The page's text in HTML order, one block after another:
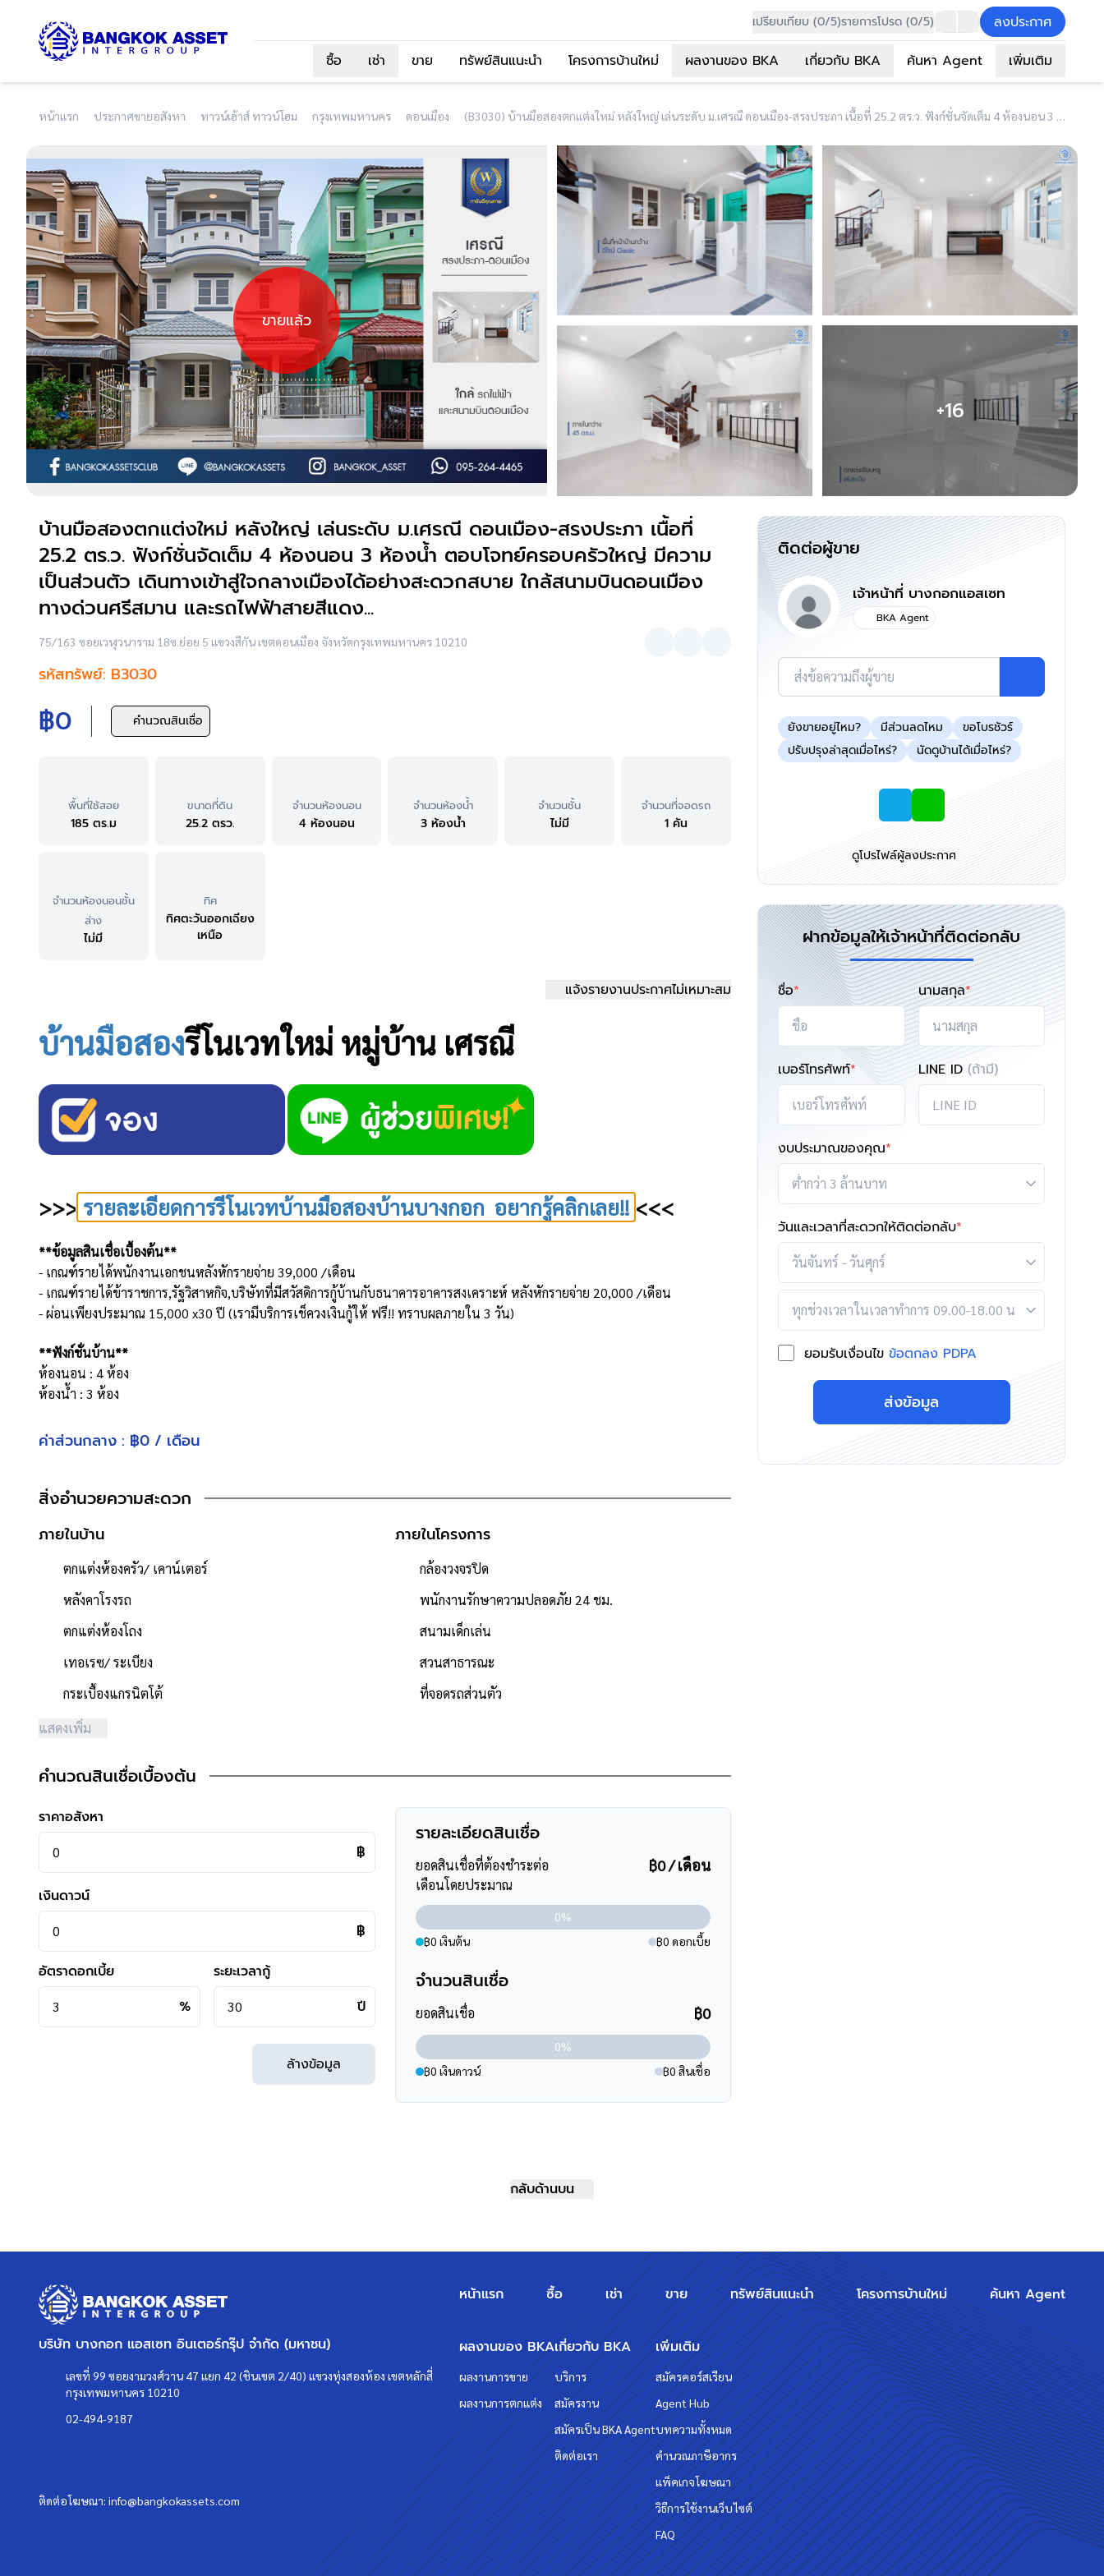
เปรียบเทียบ (0/5)รายการโปรด (0/5)
ลงประกาศ
ซื้อ
เช่า ขาย ทรัพย์สินแนะนำ โครงการบ้านใหม่ ผลงานของ BKA เกี่ยวกับ BKA ค้นหา Agent เพิ่มเติม
หน้าแรก ประกาศขายอสังหา ทาวน์เฮ้าส์ ทาวน์โฮม กรุงเทพมหานคร ดอนเมือง (B3030) บ้านมือสองตกแต่งใหม่ หลังใหญ่ เล่นระดับ ม.เศรณี ดอนเมือง-สรงประภา เนื้อที่ 25.2 ตร.ว. ฟังก์ชั่นจัดเต็ม 4 ห้องนอน 3 ห้องน้ำ ตอบโจทย์ครอบครัวใหญ่ มีความเป็นส่วนตัว เดินทางเข้าสู่ใจกลางเมืองได้อย่างสะดวกสบาย ใกล้สนามบินดอนเมือง ทางด่วนศรีสมาน และรถไฟฟ้าสายสีแดง...
ขายแล้ว
+16
บ้านมือสองตกแต่งใหม่ หลังใหญ่ เล่นระดับ ม.เศรณี ดอนเมือง-สรงประภา เนื้อที่
25.2 ตร.ว. ฟังก์ชั่นจัดเต็ม 4 ห้องนอน 3 ห้องน้ำ ตอบโจทย์ครอบครัวใหญ่ มีความ
เป็นส่วนตัว เดินทางเข้าสู่ใจกลางเมืองได้อย่างสะดวกสบาย ใกล้สนามบินดอนเมือง
ทางด่วนศรีสมาน และรถไฟฟ้าสายสีแดง...
75/163 ซอยเวฬุวนาราม 18ซ.ย่อย 5 แขวงสีกัน เขตดอนเมือง จังหวัดกรุงเทพมหานคร 10210
รหัสทรัพย์: B3030
฿0 คำนวณสินเชื่อ
พื้นที่ใช้สอย
185 ตร.ม
ขนาดที่ดิน
25.2 ตรว.
จำนวนห้องนอน
4 ห้องนอน
จำนวนห้องน้ำ
3 ห้องน้ำ
จำนวนชั้น
ไม่มี
จำนวนที่จอดรถ
1 คัน
จำนวนห้องนอนชั้น
ล่าง
ไม่มี
ทิศ
ทิศตะวันออกเฉียง
เหนือ
แจ้งรายงานประกาศไม่เหมาะสม
บ้านมือสองรีโนเวทใหม่ หมู่บ้าน เศรณี
>>> รายละเอียดการรีโนเวทบ้านมือสองบ้านบางกอก อยากรู้คลิกเลย!! <<<
**ข้อมูลสินเชื่อเบื้องต้น**
- เกณฑ์รายได้พนักงานเอกชนหลังหักรายจ่าย 39,000 /เดือน
- เกณฑ์รายได้ข้าราชการ,รัฐวิสาหกิจ,บริษัทที่มีสวัสดิการกู้บ้านกับธนาคารอาคารสงเคราะห์ หลังหักรายจ่าย 20,000 /เดือน
- ผ่อนเพียงประมาณ 15,000 x30 ปี (เรามีบริการเช็ควงเงินกู้ให้ ฟรี!! ทราบผลภายใน 3 วัน)
**ฟังก์ชั่นบ้าน**
ห้องนอน : 4 ห้อง
ห้องน้ำ : 3 ห้อง
ที่จอดรถ : 1 คัน
- หน้าบ้านหันไปทาง "ทิศตะวันออกเฉียงเหนือ"
- ค่าใช้จ่ายส่วนกลางนิติบุคคล 600 บาท/เดือน
**จุดเด่นโครงการ–สภาพแวดล้อม**
- โครงการได้รับอนุญาตจัดสรรถูกต้อง โครงการจำนวนรวม 250 หลัง
- ถนนโครงการกว้าง 12 เมตร
- มีระบบรักษาความปลอดภัย ,มีกล้องวงจรปิด
- มีร้านค้า / ร้านอาหาร / ร้านเสริมสวย / ร้านซักรีด / minimart
- ใกล้ตั้งอยู่ใกล้ร้าน 7-11 ,Lotus Express
- ใกล้โรงพยาบาลภูมิพลอดุลยเดช กรมการแพทย์ทหารอากาศ ,โรงพยาบาลแพทย์รังสิต
- ใกล้ธนาคารทุกธนาคาร
- ตัวบ้านห่างจากหน้าโครงการเพียง 240 เมตร
- หน้าโครงการห่างถนนใหญ่เพียง 1 กิโลเมตร
- เข้า-ออก ได้หลายเส้นทาง ได้แก่ ถนนสรงประภา ,ถนนศรีสมาน ,ถนนเลียบคลองประปา ,ถนนแจ้งวัฒนะ
- มีรถเมล์ผ่าน ได้แก่ สาย 16 (หมอชิต2-สุรวงศ์) ,510 (มธ.ศูนย์รังสิต-อนุสาวรีย์ชัยสมรภูมิ)
เรามีบริการด้านสินเชื่อ ติดต่อได้กับทุกธนาคาร สามารถกู้ได้วงเงินสูงสุดถึง 90-110 % ที่สำคัญคือ ฟรีค่ะ
>>> แล้วทำไมต้องซื้อบ้านมือสองรีโนเวทกับเรา "บ้านบางกอก" ?? อยากรู้
คลิก<<<
แผนที่
ค่าส่วนกลาง : ฿0 / เดือน
สิ่งอำนวยความสะดวก
ภายในบ้าน
ตกแต่งห้องครัว/ เคาน์เตอร์
หลังคาโรงรถ
ตกแต่งห้องโถง
เทอเรซ/ ระเบียง
กระเบื้องแกรนิตโต้
แสดงเพิ่ม
ภายในโครงการ
กล้องวงจรปิด
พนักงานรักษาความปลอดภัย 24 ชม.
สนามเด็กเล่น
สวนสาธารณะ
ที่จอดรถส่วนตัว
คำนวณสินเชื่อเบื้องต้น
ราคาอสังหา
฿
เงินดาวน์
฿
อัตราดอกเบี้ย
%
ระยะเวลากู้
ปี
ล้างข้อมูล
รายละเอียดสินเชื่อ
ยอดสินเชื่อที่ต้องชำระต่อ
เดือนโดยประมาณ
฿0 / เดือน
0%
฿0 เงินต้น
฿0 ดอกเบี้ย
จำนวนสินเชื่อ
ยอดสินเชื่อ ฿0
0%
฿0 เงินดาวน์
฿0 สินเชื่อ
ติดต่อผู้ขาย
เจ้าหน้าที่ บางกอกแอสเซท
BKA Agent
ส่งข้อความถึงผู้ขาย
ยังขายอยู่ไหม? มีส่วนลดไหม
ขอโบรชัวร์
ปรับปรุงล่าสุดเมื่อไหร่?
นัดดูบ้านได้เมื่อไหร่?
ดูโปรไฟล์ผู้ลงประกาศ
ฝากข้อมูลให้เจ้าหน้าที่ติดต่อกลับ
ชื่อ* นามสกุล*
เบอร์โทรศัพท์* LINE ID (ถ้ามี)
งบประมาณของคุณ*
วันและเวลาที่สะดวกให้ติดต่อกลับ*
ยอมรับเงื่อนไข ข้อตกลง PDPA
ส่งข้อมูล
กลับด้านบน
บริษัท บางกอก แอสเซท อินเตอร์กรุ๊ป จำกัด (มหาชน)
เลขที่ 99 ซอยงามวงศ์วาน 47 แยก 42 (ชินเขต 2/40) แขวงทุ่งสองห้อง เขตหลักสี่
กรุงเทพมหานคร 10210
02-494-9187
ติดต่อโฆษณา: info@bangkokassets.com
หน้าแรก ซื้อ เช่า ขาย ทรัพย์สินแนะนำ โครงการบ้านใหม่ ค้นหา Agent
ผลงานของ BKA
ผลงานการขาย
ผลงานการตกแต่ง
เกี่ยวกับ BKA
บริการ
สมัครงาน
สมัครเป็น BKA Agent
ติดต่อเรา
เพิ่มเติม
สมัครคอร์สเรียน
Agent Hub
บทความทั้งหมด
คำนวณภาษีอากร
แพ็คเกจโฆษณา
วิธีการใช้งานเว็บไซต์
FAQ